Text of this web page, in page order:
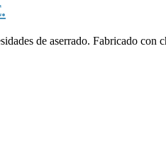
de aserrado. Fabricado con